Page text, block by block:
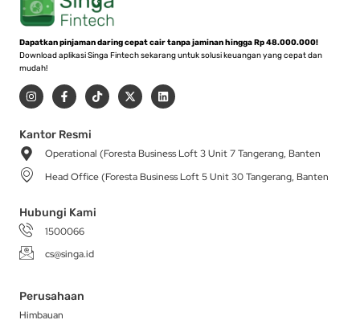
Dapatkan pinjaman daring cepat cair tanpa jaminan hingga Rp 48.000.000!
Download aplikasi Singa Fintech sekarang untuk solusi keuangan yang cepat dan
mudah!
I
n
s
a
g
r
a
m
F
a
c
b
o
-
T
i
k
X
-
t
t
r
L
i
n
i
Kantor Resmi
Operational (Foresta Business Loft 3 Unit 7 Tangerang, Banten
Head Office (Foresta Business Loft 5 Unit 30 Tangerang, Banten
Hubungi Kami
1500066
cs@singa.id
Perusahaan
Himbauan